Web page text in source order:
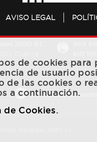
AVISO LEGAL
de cookies para
de usuario
de las cookies o
a continuación.
de Cookies.